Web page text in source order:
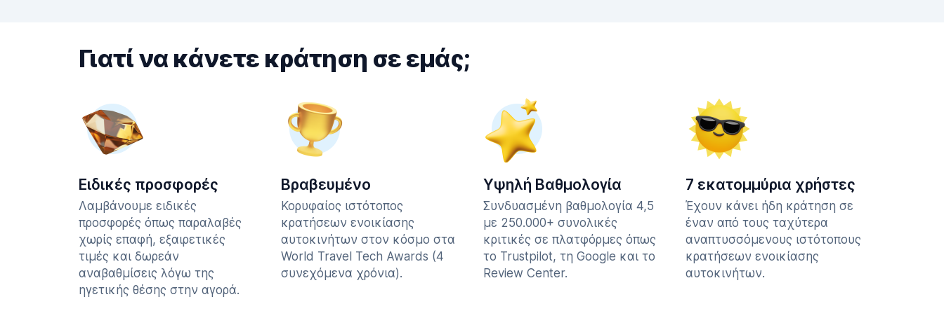
Γιατί να κάνετε κράτηση σε εμάς;
Ειδικές προσφορές
Λαμβάνουμε ειδικές
προσφορές όπως παραλαβές
χωρίς επαφή, εξαιρετικές
τιμές και δωρεάν
αναβαθμίσεις λόγω της
ηγετικής θέσης στην αγορά.
Βραβευμένο
Κορυφαίος ιστότοπος
κρατήσεων ενοικίασης
αυτοκινήτων στον κόσμο στα
World Travel Tech Awards (4
συνεχόμενα χρόνια).
Υψηλή Βαθμολογία
Συνδυασμένη βαθμολογία 4,5
με 250.000+ συνολικές
κριτικές σε πλατφόρμες όπως
το Trustpilot, τη Google και το
Review Center.
7 εκατομμύρια χρήστες
Έχουν κάνει ήδη κράτηση σε
έναν από τους ταχύτερα
αναπτυσσόμενους ιστότοπους
κρατήσεων ενοικίασης
αυτοκινήτων.